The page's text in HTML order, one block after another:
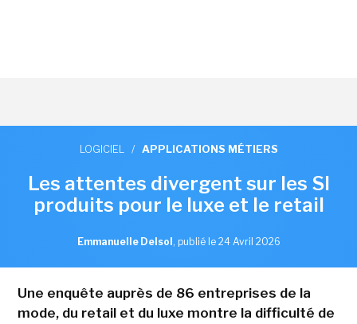
LOGICIEL / APPLICATIONS MÉTIERS
Les attentes divergent sur les SI
produits pour le luxe et le retail
Emmanuelle Delsol , publié le 24 Avril 2026
Une enquête auprès de 86 entreprises de la
mode, du retail et du luxe montre la difficulté de